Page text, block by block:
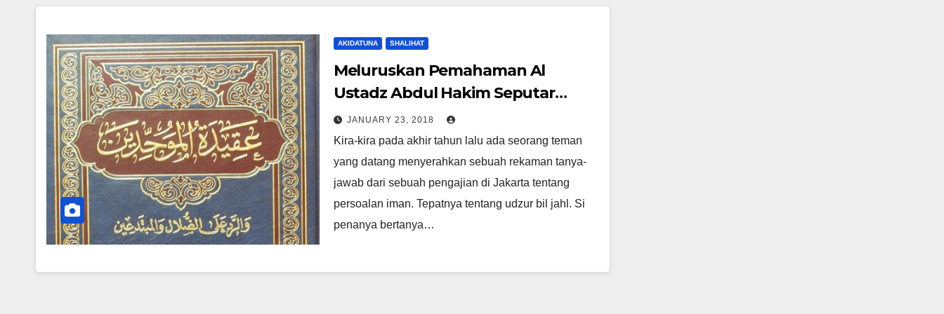
AKIDATUNA SHALIHAT
Meluruskan Pemahaman Al
Ustadz Abdul Hakim Seputar
Udzur bil Jahl
JANUARY 23, 2018
Kira-kira pada akhir tahun lalu ada seorang teman
yang datang menyerahkan sebuah rekaman tanya-
jawab dari sebuah pengajian di Jakarta tentang
persoalan iman. Tepatnya tentang udzur bil jahl. Si
penanya bertanya…